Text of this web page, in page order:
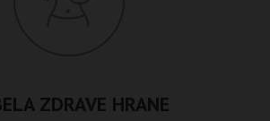
ZDRAVE HRANE